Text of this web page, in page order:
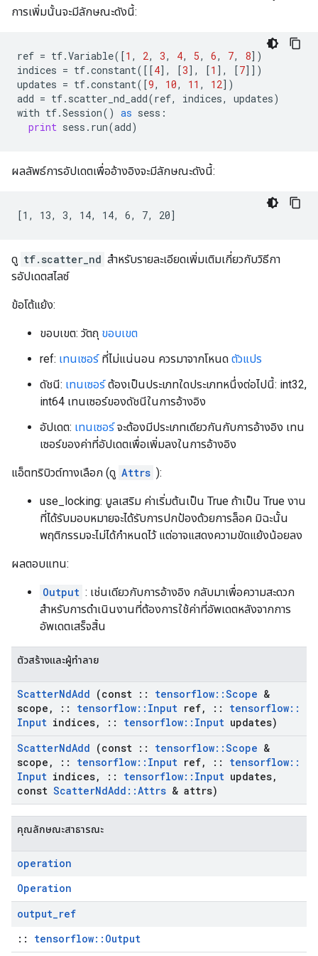
การเพิ่มนั้นจะมีลักษณะดังนี้:
ref = tf.Variable([1 , 2, 3, 4, 5, 6, 7, 8])
indices = tf.constant([[4], [3], [1 ], [7]])
updates = tf.constant([9, 10, 11 , 12])
add = tf. scatter_nd_add(ref, indices, updates)
with tf.Session() as sess :
print sess . run(add)
ผลลัพธ์การอัปเดตเพื่ออ้างอิงจะมีลักษณะดังนี้:
[1, 13, 3, 14, 14, 6, 7, 20]
ดู tf.scatter_nd สำหรับรายละเอียดเพิ่มเติมเกี่ยวกับวิธีกา
รอัปเดตสไลซ์
ข้อโต้แย้ง:
ขอบเขต: วัตถุ ขอบเขต
ref: เทนเซอร์ที่ไม่แน่นอน ควรมาจากโหนด ตัวแปร
ดัชนี: เทนเซอร์ต้องเป็นประเภทใดประเภทหนึ่งต่อไปนี้: int32,
int64 เทนเซอร์ของดัชนีในการอ้างอิง
อัปเดต: เทนเซอร์จะต้องมีประเภทเดียวกันกับการอ้างอิง เทน
เซอร์ของค่าที่อัปเดตเพื่อเพิ่มลงในการอ้างอิง
แอ็ตทริบิวต์ทางเลือก (ดู Attrs ):
use_locking: บูลเสริม ค่าเริ่มต้นเป็น True ถ้าเป็น True งาน
ที่ได้รับมอบหมายจะได้รับการปกป้องด้วยการล็อค มิฉะนั้น
พฤติกรรมจะไม่ได้กำหนดไว้ แต่อาจแสดงความขัดแย้งน้อยลง
ผลตอบแทน:
Output : เช่นเดียวกับการอ้างอิง กลับมาเพื่อความสะดวก
สำหรับการดำเนินงานที่ต้องการใช้ค่าที่อัพเดตหลังจากการ
อัพเดตเสร็จสิ้น
ตัวสร้างและผู้ทำลาย
ScatterNdAdd (const :: tensorflow::Scope &
scope , :: tensorflow:: Input ref, :: tensorflow::
Input indices, :: tensorflow:: Input updates)
ScatterNdAdd (const :: tensorflow::Scope &
scope , :: tensorflow:: Input ref, :: tensorflow::
Input indices, :: tensorflow:: Input updates,
const ScatterNdAdd ::Attrs & attrs)
คุณลักษณะสาธารณะ
operation
Operation
output_ref
:: tensorflow::Output